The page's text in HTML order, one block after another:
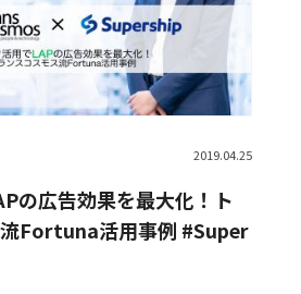
2019.04.25
の広告効果を最大化！ト
Fortuna活用事例 #Super